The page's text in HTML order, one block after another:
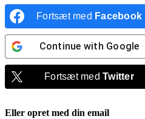
Fortsæt med Facebook
Continue with Google
Fortsæt medTwitter
Eller opret med din email